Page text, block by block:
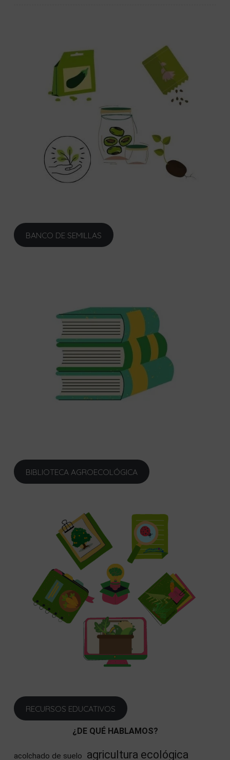
BANCO DE SEMILLAS
BIBLIOTECA AGROECOLÓGICA
RECURSOS EDUCATIVOS
¿DE QUÉ HABLAMOS?
acolchado de suelo agricultura ecológica